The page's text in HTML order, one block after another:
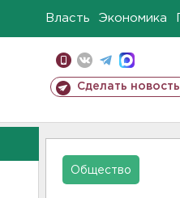
Власть Экономика
Сделать новость
Общество